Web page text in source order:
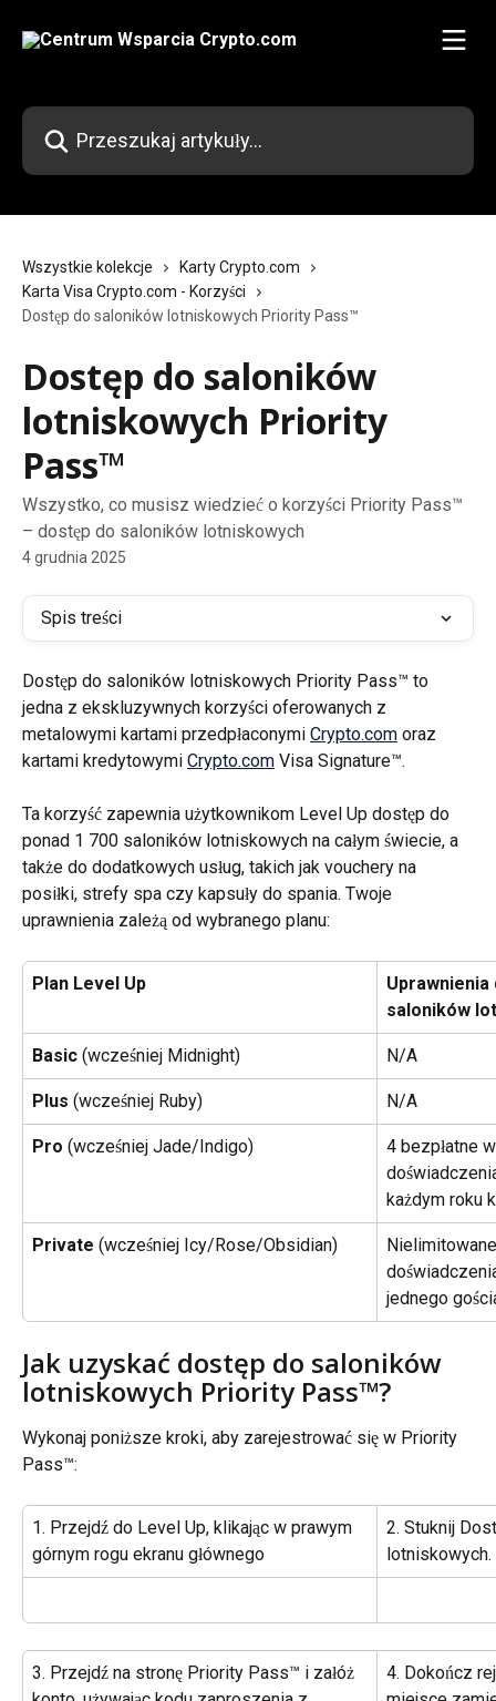
Przeszukaj artykuły...
Wszystkie kolekcje
Karty Crypto.com
Karta Visa Crypto.com - Korzyści
Dostęp do saloników lotniskowych Priority Pass™
Dostęp do saloników
lotniskowych Priority
Pass™
Wszystko, co musisz wiedzieć o korzyści Priority Pass™
– dostęp do saloników lotniskowych
4 grudnia 2025
Spis treści
Dostęp do saloników lotniskowych Priority Pass™ to
jedna z ekskluzywnych korzyści oferowanych z
metalowymi kartami przedpłaconymi Crypto.com oraz
kartami kredytowymi Crypto.com Visa Signature™.
Ta korzyść zapewnia użytkownikom Level Up dostęp do
ponad 1 700 saloników lotniskowych na całym świecie, a
także do dodatkowych usług, takich jak vouchery na
posiłki, strefy spa czy kapsuły do spania. Twoje
uprawnienia zależą od wybranego planu:
Plan Level Up
saloników
Basic (wcześniej Midnight) N/A
Plus (wcześniej Ruby) N/A
Pro (wcześniej Jade/Indigo)
4 bezpłatne
każdym roku
Private (wcześniej Icy/Rose/Obsidian)
jednego
Jak uzyskać dostęp do saloników
lotniskowych Priority Pass™?
Wykonaj poniższe kroki, aby zarejestrować się w Priority
Pass™:
1. Przejdź do Level Up, klikając w prawym
górnym rogu ekranu głównego
2. Stuknij
3. Przejdź na stronę Priority Pass™ i załóż
4. Dokończ